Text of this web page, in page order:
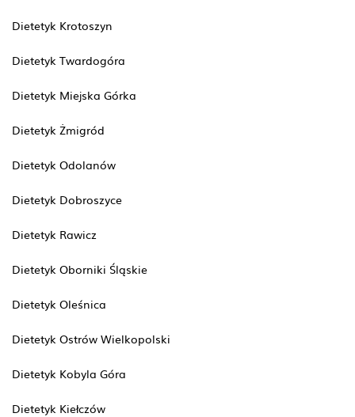
Dietetyk Krotoszyn
Dietetyk Twardogóra
Dietetyk Miejska Górka
Dietetyk Żmigród
Dietetyk Odolanów
Dietetyk Dobroszyce
Dietetyk Rawicz
Dietetyk Oborniki Śląskie
Dietetyk Oleśnica
Dietetyk Ostrów Wielkopolski
Dietetyk Kobyla Góra
Dietetyk Kiełczów